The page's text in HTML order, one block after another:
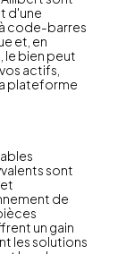
d'une
code-barres
et, en
le bien peut
actifs,
plateforme
sont
de
un gain
les solutions